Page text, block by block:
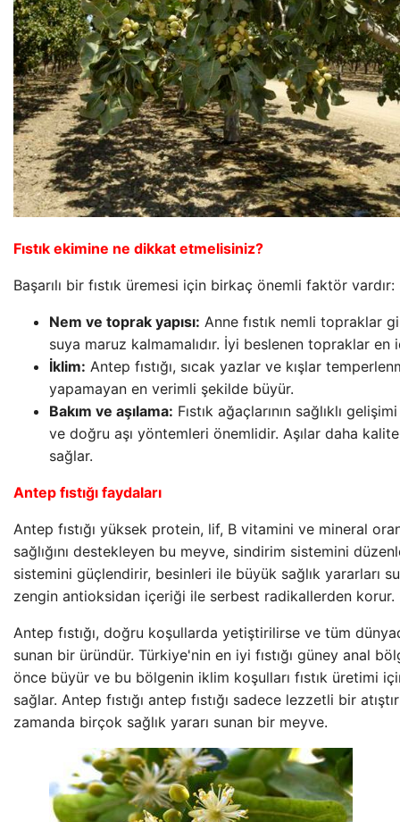
Fıstık ekimine ne dikkat etmelisiniz?
Başarılı bir fıstık üremesi için birkaç önemli faktör vardır:
Nem ve toprak yapısı: Anne fıstık nemli topraklar
suya maruz kalmamalıdır. İyi beslenen topraklar en
İklim: Antep fıstığı, sıcak yazlar ve kışlar
yapamayan en verimli şekilde büyür.
Bakım ve aşılama: Fıstık ağaçlarının sağlıklı
ve doğru aşı yöntemleri önemlidir. Aşılar daha
sağlar.
Antep fıstığı faydaları
Antep fıstığı yüksek protein, lif, B vitamini ve mineral
sağlığını destekleyen bu meyve, sindirim sistemini
sistemini güçlendirir, besinleri ile büyük sağlık yararları
zengin antioksidan içeriği ile serbest radikallerden korur.
Antep fıstığı, doğru koşullarda yetiştirilirse ve tüm
sunan bir üründür. Türkiye'nin en iyi fıstığı güney anal
önce büyür ve bu bölgenin iklim koşulları fıstık üretimi
sağlar. Antep fıstığı antep fıstığı sadece lezzetli bir
zamanda birçok sağlık yararı sunan bir meyve.